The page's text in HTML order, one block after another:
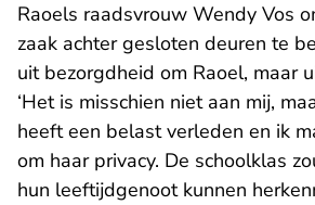
Raoels raadsvrouw Wendy Vos
zaak achter gesloten deuren te
uit bezorgdheid om Raoel, maar
‘Het is misschien niet aan mij,
heeft een belast verleden en ik
om haar privacy. De schoolklas
hun leeftijdgenoot kunnen